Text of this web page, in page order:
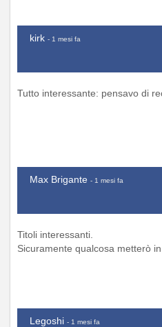
kirk - 1 mesi fa
Tutto interessante: pensavo di
Max Brigante - 1 mesi fa
Titoli interessanti.
Sicuramente qualcosa metterò in
Legoshi - 1 mesi fa